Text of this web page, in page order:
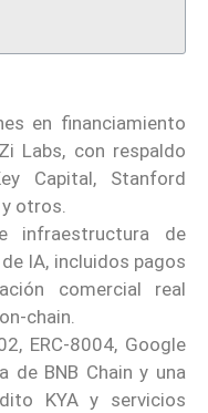
en financiamiento
Labs, con respaldo
Capital, Stanford
y otros.
infraestructura de
IA, incluidos pagos
comercial real
chain.
ERC-8004, Google
de BNB Chain y una
KYA y servicios